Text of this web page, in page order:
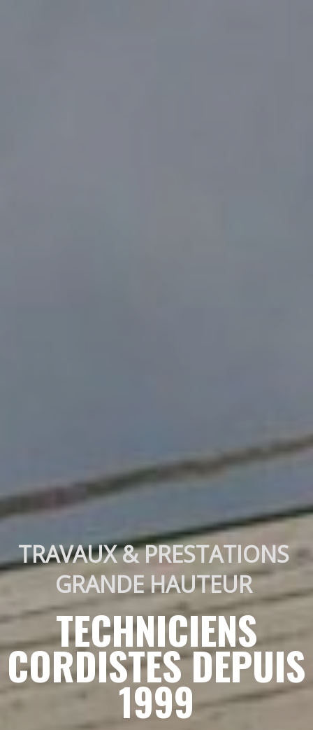
TRAVAUX & PRESTATIONS
GRANDE HAUTEUR
TECHNICIENS
CORDISTES DEPUIS
1999